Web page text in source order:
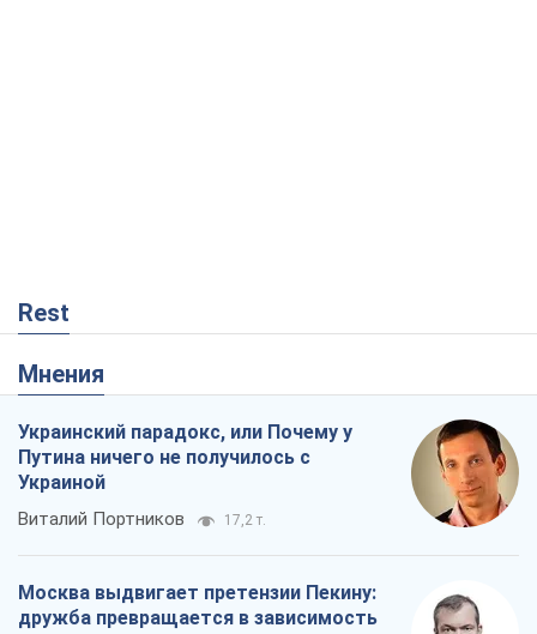
Rest
Мнения
Украинский парадокс, или Почему у
Путина ничего не получилось с
Украиной
Виталий Портников 17,2 т.
Москва выдвигает претензии Пекину:
дружба превращается в зависимость